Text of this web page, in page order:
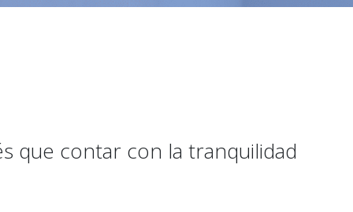
que contar con la tranquilidad